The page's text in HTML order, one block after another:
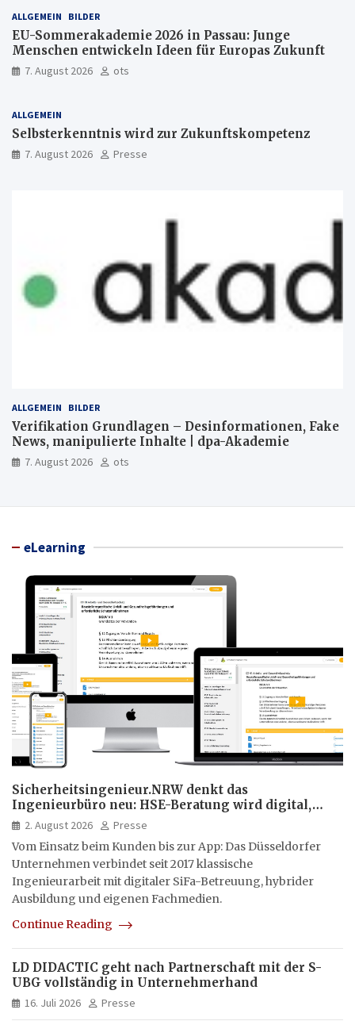
ALLGEMEIN BILDER
EU-Sommerakademie 2026 in Passau: Junge
Menschen entwickeln Ideen für Europas Zukunft
7. August 2026 ots
ALLGEMEIN
Selbsterkenntnis wird zur Zukunftskompetenz
7. August 2026 Presse
ALLGEMEIN BILDER
Verifikation Grundlagen – Desinformationen, Fake
News, manipulierte Inhalte | dpa-Akademie
7. August 2026 ots
eLearning
Sicherheitsingenieur.NRW denkt das
Ingenieurbüro neu: HSE-Beratung wird digital,
hybrid und multimedial
2. August 2026
Presse
Vom Einsatz beim Kunden bis zur App: Das Düsseldorfer
Unternehmen verbindet seit 2017 klassische
Ingenieurarbeit mit digitaler SiFa-Betreuung, hybrider
Ausbildung und eigenen Fachmedien.
Continue Reading
LD DIDACTIC geht nach Partnerschaft mit der S-
UBG vollständig in Unternehmerhand
16. Juli 2026 Presse